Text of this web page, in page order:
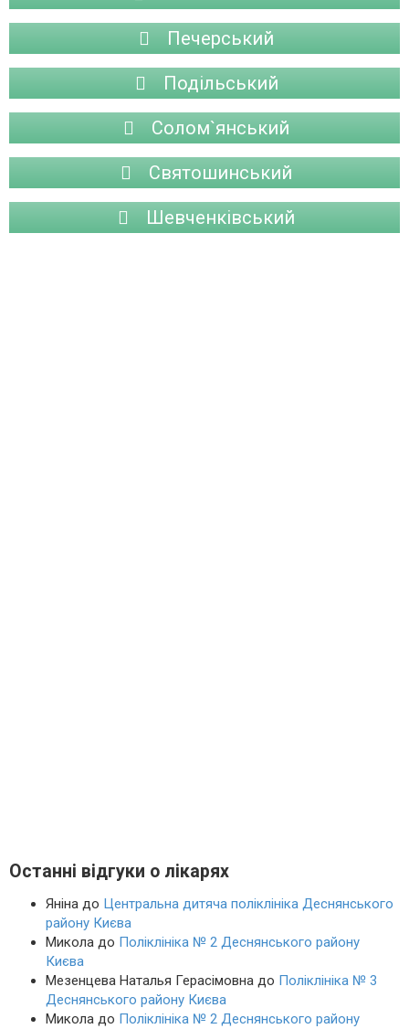
Печерський
Подільський
Солом`янський
Святошинський
Шевченківський
Останні відгуки о лікарях
Яніна до Центральна дитяча поліклініка Деснянського
району Києва
Микола до Поліклініка № 2 Деснянського району
Києва
Мезенцева Наталья Герасімовна до Поліклініка № 3
Деснянського району Києва
Микола до Поліклініка № 2 Деснянського району